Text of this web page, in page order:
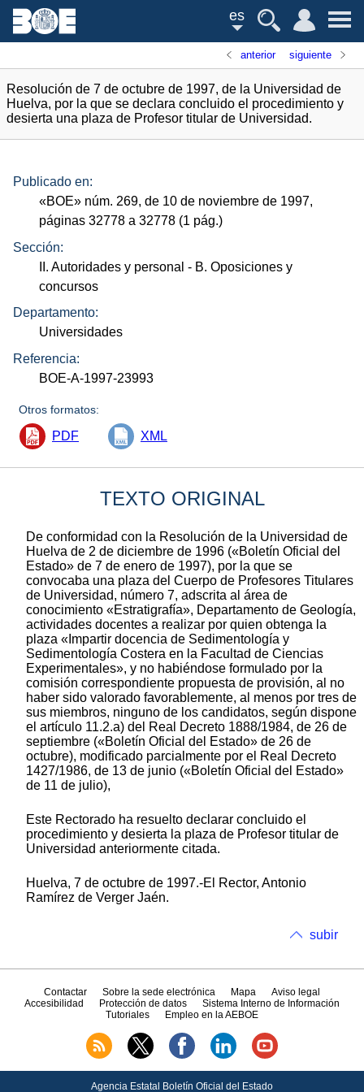
es
anterior siguiente
Resolución de 7 de octubre de 1997, de la Universidad de
Huelva, por la que se declara concluido el procedimiento y
desierta una plaza de Profesor titular de Universidad.
Publicado en:
«BOE» núm. 269, de 10 de noviembre de 1997,
páginas 32778 a 32778 (1 pág.)
Sección:
II. Autoridades y personal - B. Oposiciones y
concursos
Departamento:
Universidades
Referencia:
BOE-A-1997-23993
Otros formatos:
PDF XML
TEXTO ORIGINAL
De conformidad con la Resolución de la Universidad de
Huelva de 2 de diciembre de 1996 («Boletín Oficial del
Estado» de 7 de enero de 1997), por la que se
convocaba una plaza del Cuerpo de Profesores Titulares
de Universidad, número 7, adscrita al área de
conocimiento «Estratigrafía», Departamento de Geología,
actividades docentes a realizar por quien obtenga la
plaza «Impartir docencia de Sedimentología y
Sedimentología Costera en la Facultad de Ciencias
Experimentales», y no habiéndose formulado por la
comisión correspondiente propuesta de provisión, al no
haber sido valorado favorablemente, al menos por tres de
sus miembros, ninguno de los candidatos, según dispone
el artículo 11.2.a) del Real Decreto 1888/1984, de 26 de
septiembre («Boletín Oficial del Estado» de 26 de
octubre), modificado parcialmente por el Real Decreto
1427/1986, de 13 de junio («Boletín Oficial del Estado»
de 11 de julio),
Este Rectorado ha resuelto declarar concluido el
procedimiento y desierta la plaza de Profesor titular de
Universidad anteriormente citada.
Huelva, 7 de octubre de 1997.-El Rector, Antonio
Ramírez de Verger Jaén.
subir
Contactar Sobre la sede electrónica Mapa
Aviso legal
Accesibilidad
Protección de datos
Sistema Interno de Información
Tutoriales
Empleo en la AEBOE
Agencia Estatal Boletín Oficial del Estado